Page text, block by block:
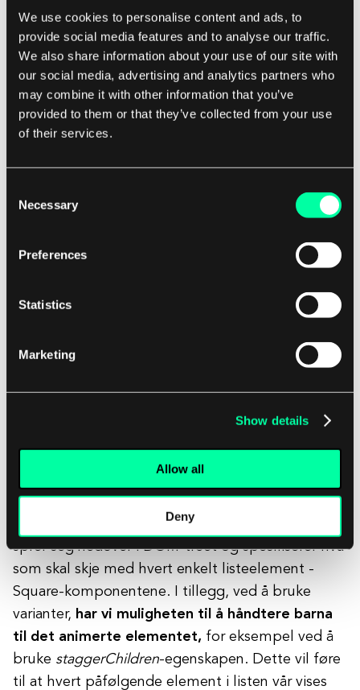
We use cookies to personalise content and ads, to
provide social media features and to analyse our traffic.
We also share information about your use of our site with
our social media, advertising and analytics partners who
may combine it with other information that you’ve
provided to them or that they’ve collected from your use
of their services.
Selection
Necessary
Preferences
Statistics
Marketing
Show details
Allow all
Deny
forsinkelsesegenskapen hver gang? For å svare på
dette spørsmålet, la oss se påvariants-
egenskapen.Variants lar oss definere
animasjoner som sprer seg gjennom DOM-treet.
La oss se på følgende eksempel.
bruker i stedet variants-egenskapen.
animerer listen vår ved å endre opasiteten.
Deretter bruker vi det faktum at disse variantene
sprer seg nedover i DOM-treet og spesifiserer hva
som skal skje med hvert enkelt listeelement -
Square-komponentene. I tillegg, ved å bruke
varianter, har vi muligheten til å håndtere barna
til det animerte elementet, for eksempel ved å
bruke staggerChildren-egenskapen. Dette vil føre
til at hvert påfølgende element i listen vår vises